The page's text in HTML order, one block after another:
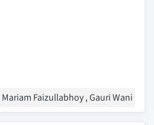
Mariam Faizullabhoy , Gauri Wani